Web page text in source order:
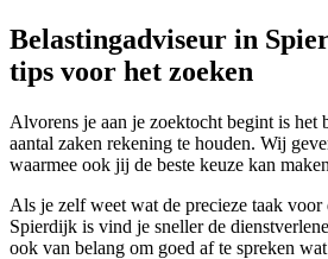
Belastingadviseur in
tips voor het zoeken
Alvorens je aan je zoektocht begint is het
aantal zaken rekening te houden. Wij
waarmee ook jij de beste keuze kan
Als je zelf weet wat de precieze taak voor
Spierdijk is vind je sneller de
ook van belang om goed af te spreken